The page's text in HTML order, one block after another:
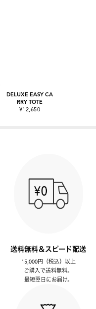
DELUXE EASY CA
RRY TOTE
¥12,650
送料無料＆スピード配送
15,000円（税込）以上
ご購入で送料無料。
最短翌日にお届け。